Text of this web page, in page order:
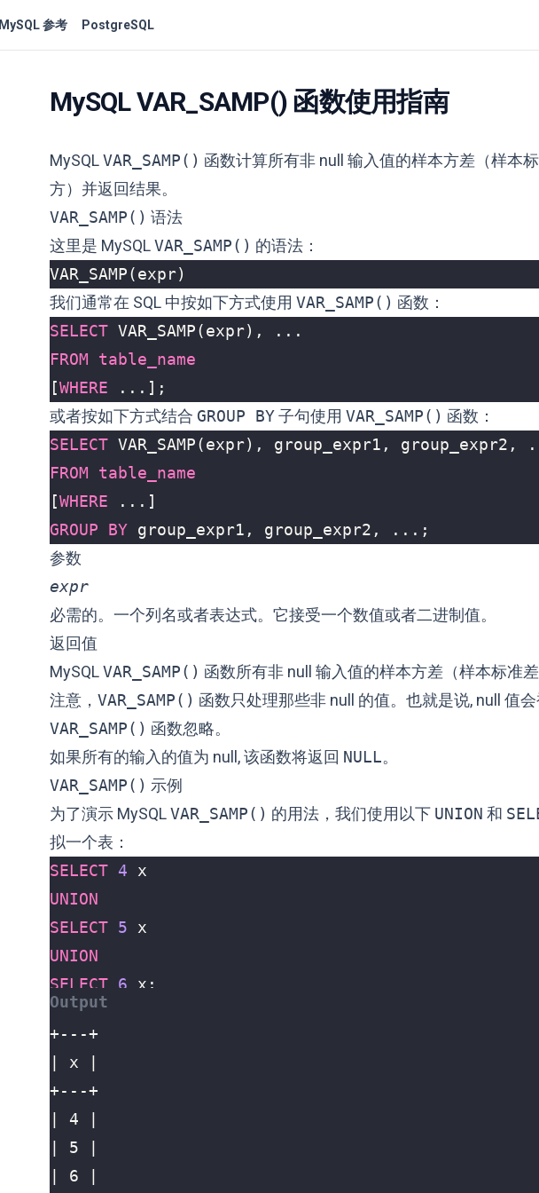
MySQL 参考 PostgreSQL
MySQL VAR_SAMP() 函数使用指南
MySQLVAR_SAMP() 函数计算所有非 null 输入值的样本方差（样本
方）并返回结果。
VAR_SAMP() 语法
这里是 MySQLVAR_SAMP() 的语法：
VAR_SAMP(expr)
我们通常在 SQL 中按如下方式使用 VAR_SAMP() 函数：
SELECT VAR_SAMP(expr),
...
FROM
table_name
[WHERE
...];
或者按如下方式结合 GROUP BY子句使用 VAR_SAMP() 函数：
SELECT VAR_SAMP(expr), group_expr1 , group_expr2 ,
FROM
table_name
[WHERE
...]
GROUP
BY group_expr1 , group_expr2 ,
...;
参数
expr
必需的。一个列名或者表达式。它接受一个数值或者二进制值。
返回值
MySQLVAR_SAMP() 函数所有非 null 输入值的样本方差（样本标准差
注意， VAR_SAMP() 函数只处理那些非 null 的值。也就是说, null 值会
VAR_SAMP() 函数忽略。
如果所有的输入的值为 null, 该函数将返回 NULL。
VAR_SAMP() 示例
为了演示 MySQLVAR_SAMP() 的用法，我们使用以下 UNION 和
拟一个表：
SELECT 4
x
UNION
SELECT 5
x
UNION
SELECT 6 x ;